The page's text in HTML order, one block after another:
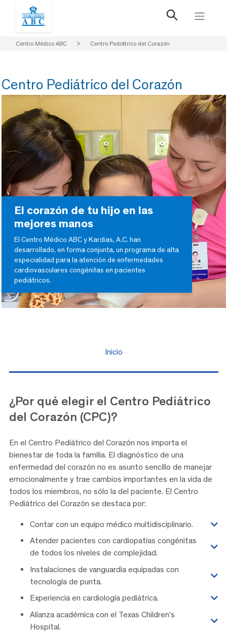
Centro Médico ABC > Centro Pediátrico del Corazón
Centro Pediátrico del Corazón
El corazón de tu hijo en las
mejores manos
El Centro Médico ABC y Kardias, A.C. han
desarrollado, en forma conjunta, un programa de alta
especialidad para la atención de enfermedades
cardiovasculares congénitas en pacientes
pediátricos.
Inicio
¿Por qué elegir el Centro Pediátrico
del Corazón (CPC)?
En el Centro Pediátrico del Corazón nos importa el
bienestar de toda la familia. El diagnóstico de una
enfermedad del corazón no es asunto sencillo de manejar
emocionalmente y trae cambios importantes en la vida de
todos los miembros, no sólo la del paciente. El Centro
Pediátrico del Corazón se destaca por:
Contar con un equipo médico multidisciplinario.
Atender pacientes con cardiopatías congénitas
de todos los niveles de complejidad.
Instalaciones de vanguardia equipadas con
tecnología de punta.
Experiencia en cardiología pediátrica.
Alianza académica con el Texas Children’s
Hospital.